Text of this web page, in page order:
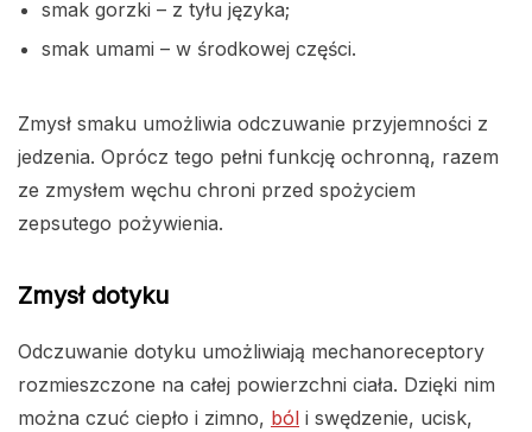
smak gorzki – z tyłu języka;
smak umami – w środkowej części.
Zmysł smaku umożliwia odczuwanie przyjemności z
jedzenia. Oprócz tego pełni funkcję ochronną, razem
ze zmysłem węchu chroni przed spożyciem
zepsutego pożywienia.
Zmysł dotyku
Odczuwanie dotyku umożliwiają mechanoreceptory
rozmieszczone na całej powierzchni ciała. Dzięki nim
można czuć ciepło i zimno, ból i swędzenie, ucisk,